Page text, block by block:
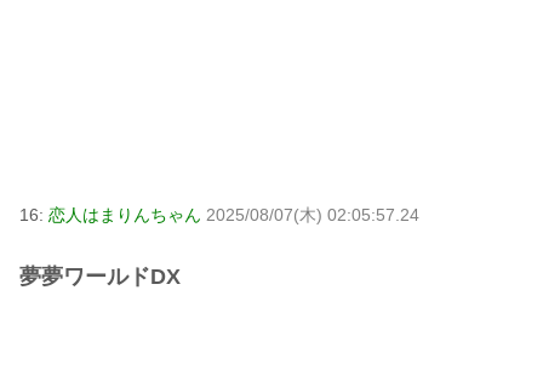
16: 恋人はまりんちゃん 2025/08/07(木) 02:05:57.24
夢夢ワールドDX